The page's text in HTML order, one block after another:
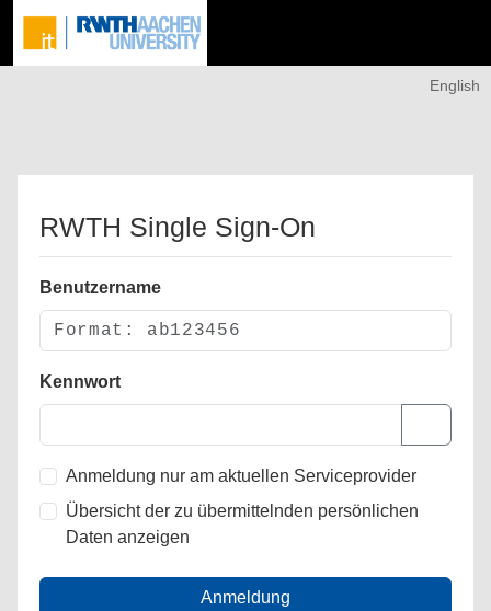
English
RWTH Single Sign-On
Benutzername
Kennwort
Anmeldung nur am aktuellen Serviceprovider
Übersicht der zu übermittelnden persönlichen
Daten anzeigen
Anmeldung